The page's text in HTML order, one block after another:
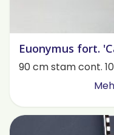
Euonymus fort.
90 cm stam cont.